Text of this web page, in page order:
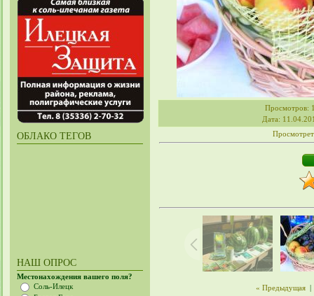
ОБЛАКО ТЕГОВ
НАШ ОПРОС
Местонахождения вашего поля?
Соль-Илецк
Просмотров:
Дата:
« Предыдущая |